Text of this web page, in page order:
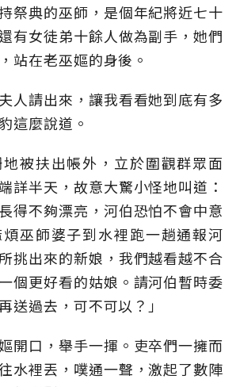
祭典的巫師，是個年紀將近七十
有女徒弟十餘人做為副手，她們
站在老巫嫗的身後。
人請出來，讓我看看她到底有多
這麼說道。
被扶出帳外，立於圍觀群眾面
詳半天，故意大驚小怪地叫道：
得不夠漂亮，河伯恐怕不會中意
巫師婆子到水裡跑一趟通報河
挑出來的新娘，我們越看越不合
個更好看的姑娘。請河伯暫時委
送過去，可不可以？」
開口，舉手一揮。吏卒們一擁而
水裡丟，噗通一聲，激起了數陣